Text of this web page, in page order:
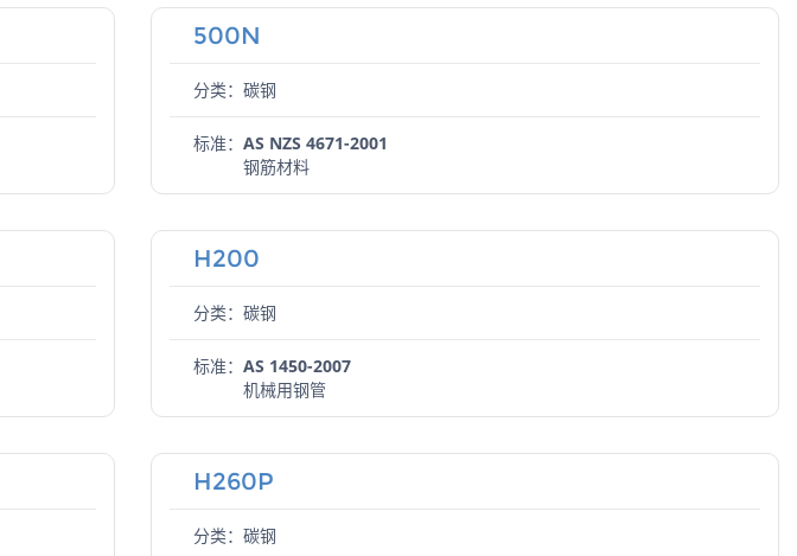
500N
分类：碳钢
标准： AS NZS 4671-2001
钢筋材料
H200
分类：碳钢
标准： AS 1450-2007
机械用钢管
H260P
分类：碳钢